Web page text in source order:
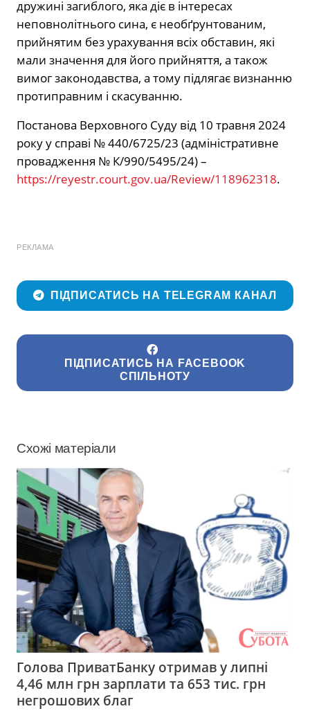
дружині загиблого, яка діє в інтересах
неповнолітнього сина, є необґрунтованим,
прийнятим без урахування всіх обставин, які
мали значення для його прийняття, а також
вимог законодавства, а тому підлягає визнанню
протиправним і скасуванню.
Постанова Верховного Суду від 10 травня 2024
року у справі № 440/6725/23 (адміністративне
провадження № К/990/5495/24) –
https://reyestr.court.gov.ua/Review/118962318.
РЕКЛАМА
ПІДПИСАТИСЬ НА TELEGRAM КАНАЛ
ПІДПИСАТИСЬ НА FACEBOOK
СПІЛЬНОТУ
Схожі матеріали
Голова ПриватБанку отримав у липні
4,46 млн грн зарплати та 653 тис. грн
негрошових благ